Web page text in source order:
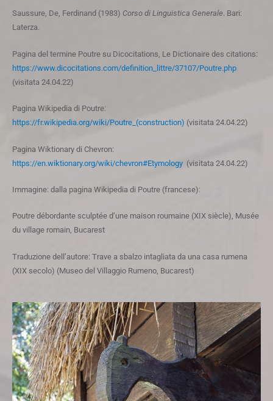
Saussure, De, Ferdinand (1983) Corso di Linguistica Generale. Bari:
Laterza.
Pagina del termine Poutre su Dicocitations, Le Dictionaire des citations:
https://www.dicocitations.com/definition_littre/37107/Poutre.php
(visitata 24.04.22)
Pagina Wikipedia di Poutre:
https://fr.wikipedia.org/wiki/Poutre_(construction) (visitata 24.04.22)
Pagina Wiktionary di Chevron:
https://en.wiktionary.org/wiki/chevron#Etymology (visitata 24.04.22)
Immagine: dalla pagina Wikipedia di Poutre (francese):
Poutre débordante sculptée d’une maison roumaine (XIX siècle), Musée
du village romain, Bucarest
Traduzione dell’autore: Trave a sbalzo intagliata da una casa rumena
(XIX secolo) (Museo del Villaggio Rumeno, Bucarest)